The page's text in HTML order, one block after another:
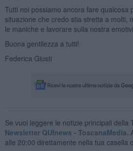
Tutti noi possiamo ancora fare qualcosa
situazione che credo stia stretta a molti,
le maniche e lavorare sulla nostra
Buona gentilezza a tutti!
Federica Giusti
Se vuoi leggere le notizie principali della
Newsletter QUInews - ToscanaMedia.
alle 20:00 direttamente nella tua casella